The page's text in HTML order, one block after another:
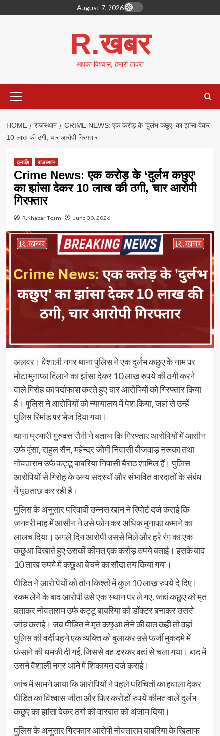
to
August 7, 2026
R.खबर
आपका विश्वास, हमारी ताकत
Menu
HOME राजस्थान
CRIME NEWS: एक करोड़ के ‘दुर्लभ कछुए’ का झांसा देकर
10 लाख की ठगी, चार आरोपी गिरफ्तार
क्राईम राजस्थान
Crime News: एक करोड़ के ‘दुर्लभ कछुए’
का झांसा देकर 10 लाख की ठगी, चार आरोपी
गिरफ्तार
R.Khabar Team June 30, 2026
अलवर। वैशाली नगर थाना पुलिस ने एक दुर्लभ कछुए के नाम पर
मोटा मुनाफा दिलाने का झांसा देकर 10 लाख रुपये की ठगी करने
वाले गिरोह का पर्दाफाश करते हुए चार आरोपियों को गिरफ्तार किया
है। पुलिस ने आरोपियों को न्यायालय में पेश किया, जहां से उन्हें
पुलिस रिमांड पर भेज दिया गया।
थाना प्रभारी गुरुदत्त सैनी ने बताया कि गिरफ्तार आरोपियों में आसीन
उर्फ मूंसा, राहुल सैन, महेन्द्र जोगी निवासी बीजवाड़ नरूका तथा
नोवताराम उर्फ कट्टू बाबरिया निवासी बैराठ शामिल हैं। पुलिस
आरोपियों से गिरोह के अन्य सदस्यों और संभावित वारदातों के संबंध
में पूछताछ कर रही है।
पुलिस के अनुसार परिवादी उन्नस खान ने रिपोर्ट दर्ज कराई कि
जनवरी माह में आसीन ने उसे फोन कर अधिक मुनाफा कमाने का
लालच दिया। अगले दिन आरोपी उससे मिले और हरे रंग का एक
कछुआ दिखाते हुए उसकी कीमत एक करोड़ रुपये बताई। इसके बाद
10 लाख रुपये में कछुआ बेचने का सौदा तय किया गया।
पीड़ित ने आरोपियों को तीन किश्तों में कुल 10 लाख रुपये दे दिए।
रकम लेने के बाद आरोपी उसे एक स्थान पर ले गए, जहां कछुए को मृत
बताकर नोवताराम उर्फ कट्टू बाबरिया को डॉक्टर बनाकर उससे
जांच कराई। जब पीड़ित ने मृत कछुआ लेने की बात कही तो वहां
पुलिस की वर्दी पहने एक व्यक्ति को बुलाकर उसे फर्जी मुकदमे में
फंसाने की धमकी दी गई, जिससे वह डरकर वहां से चला गया। बाद में
उसने वैशाली नगर थाने में शिकायत दर्ज कराई।
जांच में सामने आया कि आरोपियों ने पहले परिचितों का हवाला देकर
पीड़ित का विश्वास जीता और फिर करोड़ों रुपये कीमत वाले दुर्लभ
कछुए का झांसा देकर ठगी की वारदात को अंजाम दिया।
पुलिस के अनुसार गिरफ्तार आरोपी नोवताराम बाबरिया के खिलाफ